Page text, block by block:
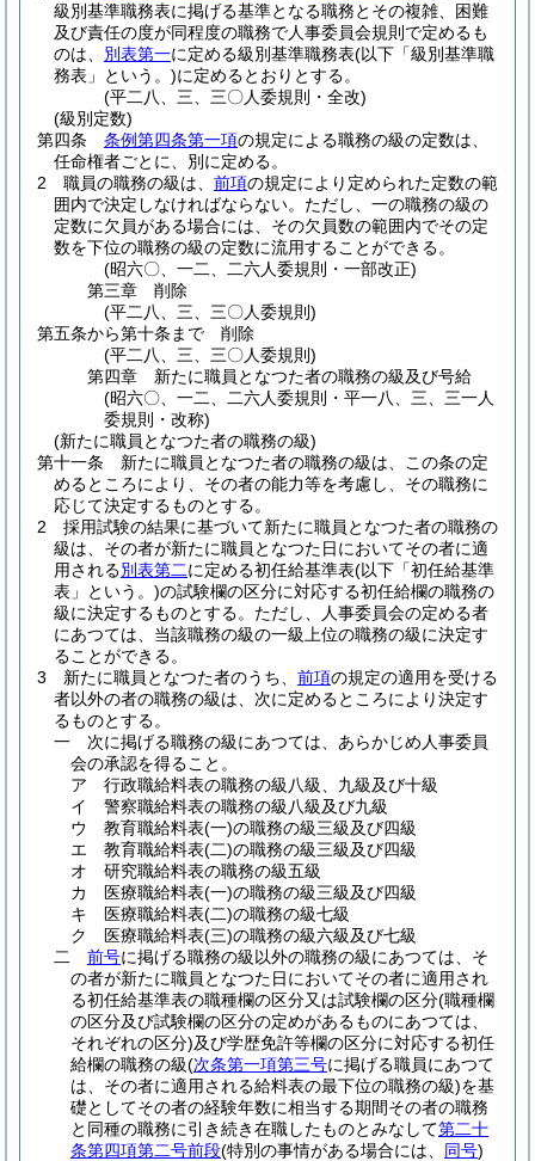
級別基準職務表に掲げる基準となる職務とその複雑、困難
及び責任の度が同程度の職務で人事委員会規則で定めるも
のは、 別表第一に定める級別基準職務表(以下「級別基準職
務表」という。)に定めるとおりとする。
(平二八、三、三〇人委規則・全改)
(級別定数)
第四条
条例第四条第一項の規定による職務の級の定数は、
任命権者ごとに、別に定める。
2
職員の職務の級は、 前項の規定により定められた定数の範
囲内で決定しなければならない。 ただし、一の職務の級の
定数に欠員がある場合には、その欠員数の範囲内でその定
数を下位の職務の級の定数に流用することができる。
(昭六〇、一二、二六人委規則・一部改正)
第三章
削除
(平二八、三、三〇人委規則)
第五条から第十条まで
削除
(平二八、三、三〇人委規則)
第四章
新たに職員となつた者の職務の級及び号給
(昭六〇、一二、二六人委規則・平一八、三、三一人
委規則・改称)
(新たに職員となつた者の職務の級)
第十一条
新たに職員となつた者の職務の級は、この条の定
めるところにより、その者の能力等を考慮し、その職務に
応じて決定するものとする。
2
採用試験の結果に基づいて新たに職員となつた者の職務の
級は、その者が新たに職員となつた日においてその者に適
用される別表第二に定める初任給基準表(以下「初任給基準
表」という。)の試験欄の区分に対応する初任給欄の職務の
級に決定するものとする。 ただし、人事委員会の定める者
にあつては、当該職務の級の一級上位の職務の級に決定す
ることができる。
3
新たに職員となつた者のうち、 前項の規定の適用を受ける
者以外の者の職務の級は、次に定めるところにより決定す
るものとする。
一
次に掲げる職務の級にあつては、あらかじめ人事委員
会の承認を得ること。
ア
行政職給料表の職務の級八級、九級及び十級
イ
警察職給料表の職務の級八級及び九級
ウ
教育職給料表(一)の職務の級三級及び四級
エ
教育職給料表(二)の職務の級三級及び四級
オ
研究職給料表の職務の級五級
カ
医療職給料表(一)の職務の級三級及び四級
キ
医療職給料表(二)の職務の級七級
ク
医療職給料表(三)の職務の級六級及び七級
二
前号に掲げる職務の級以外の職務の級にあつては、そ
の者が新たに職員となつた日においてその者に適用され
る初任給基準表の職種欄の区分又は試験欄の区分(職種欄
の区分及び試験欄の区分の定めがあるものにあつては、
それぞれの区分)及び学歴免許等欄の区分に対応する初任
給欄の職務の級(次条第一項第三号に掲げる職員にあつて
は、その者に適用される給料表の最下位の職務の級)を基
礎としてその者の経験年数に相当する期間その者の職務
と同種の職務に引き続き在職したものとみなして第二十
条第四項第二号前段(特別の事情がある場合には、 同号)